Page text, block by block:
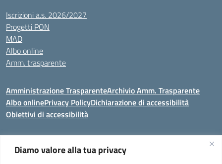
Diamo valore alla tua privacy
Iscrizioni a.s. 2026/2027
Progetti PON
MAD
Albo online
Amm. trasparente
Amministrazione TrasparenteArchivio Amm. Trasparente
Albo onlinePrivacy PolicyDichiarazione di accessibilità
Obiettivi di accessibilità
Codice meccanografico:VEIC859007